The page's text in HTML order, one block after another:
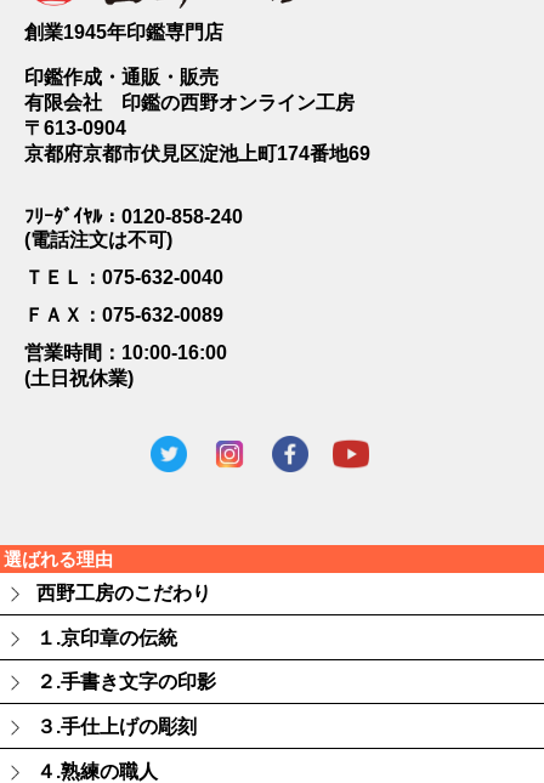
創業1945年印鑑専門店
印鑑作成・通販・販売
有限会社 印鑑の西野オンライン工房
〒613-0904
京都府京都市伏見区淀池上町174番地69
ﾌﾘｰﾀﾞｲﾔﾙ：0120-858-240
(電話注文は不可)
ＴＥＬ：075-632-0040
ＦＡＸ：075-632-0089
営業時間：10:00-16:00
(土日祝休業)
選ばれる理由
西野工房のこだわり
１.京印章の伝統
２.手書き文字の印影
３.手仕上げの彫刻
４.熟練の職人